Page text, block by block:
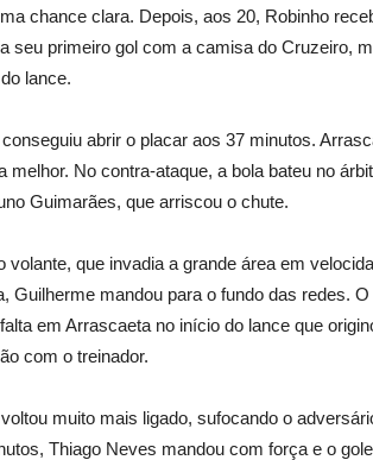
chance clara. Depois, aos 20, Robinho
seu primeiro gol com a camisa do Cruzeiro,
lance.
abrir o placar aos 37 minutos.
melhor. No contra-ataque, a bola bateu no
Guimarães, que arriscou o chute.
volante, que invadia a grande área em
Guilherme mandou para o fundo das redes.
em Arrascaeta no início do lance que
com o treinador.
muito mais ligado, sufocando o
Thiago Neves mandou com força e o